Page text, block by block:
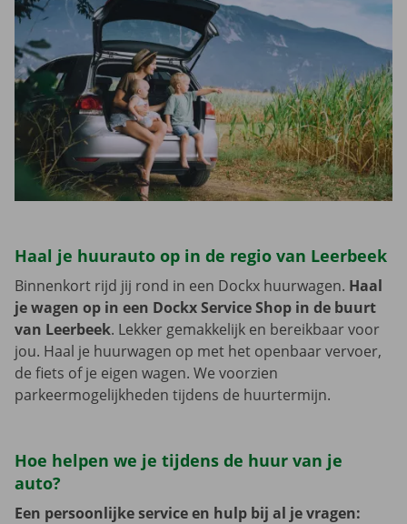
Haal je huurauto op in de regio van Leerbeek
Binnenkort rijd jij rond in een Dockx huurwagen. Haal
je wagen op in een Dockx Service Shop in de buurt
van Leerbeek. Lekker gemakkelijk en bereikbaar voor
jou. Haal je huurwagen op met het openbaar vervoer,
de fiets of je eigen wagen. We voorzien
parkeermogelijkheden tijdens de huurtermijn.
Hoe helpen we je tijdens de huur van je
auto?
Een persoonlijke service en hulp bij al je vragen: